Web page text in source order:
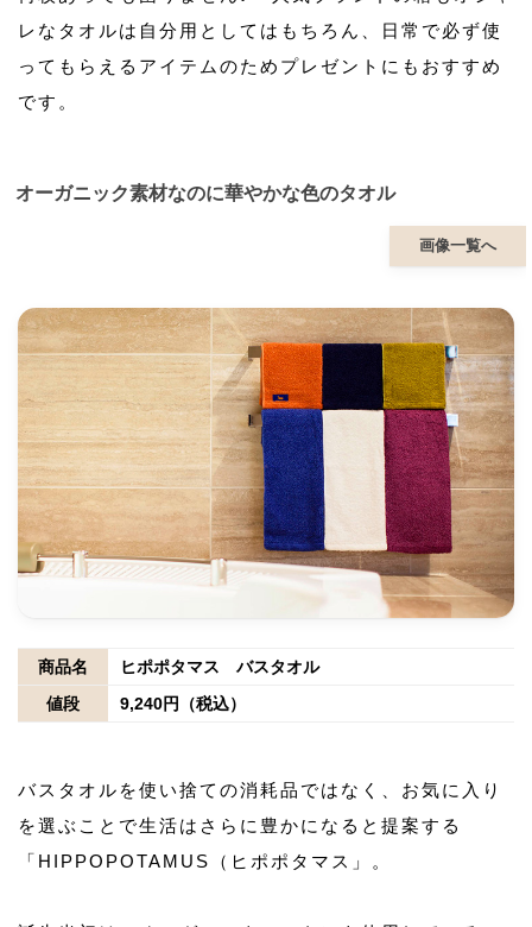
レなタオルは自分用としてはもちろん、日常で必ず使
ってもらえるアイテムのためプレゼントにもおすすめ
です。
オーガニック素材なのに華やかな色のタオル
画像一覧へ
商品名
ヒポポタマス バスタオル
値段
9,240円（税込）
バスタオルを使い捨ての消耗品ではなく、お気に入り
を選ぶことで生活はさらに豊かになると提案する
「HIPPOPOTAMUS（ヒポポタマス」。